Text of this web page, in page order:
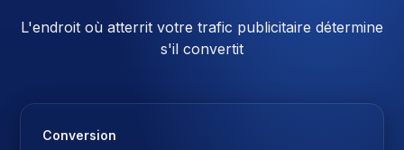
L'endroit où atterrit votre trafic publicitaire détermine
s'il convertit
Conversion